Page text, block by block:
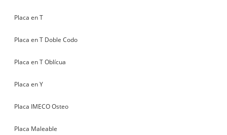
Placa en T
Placa en T Doble Codo
Placa en T Oblícua
Placa en Y
Placa IMECO Osteo
Placa Maleable